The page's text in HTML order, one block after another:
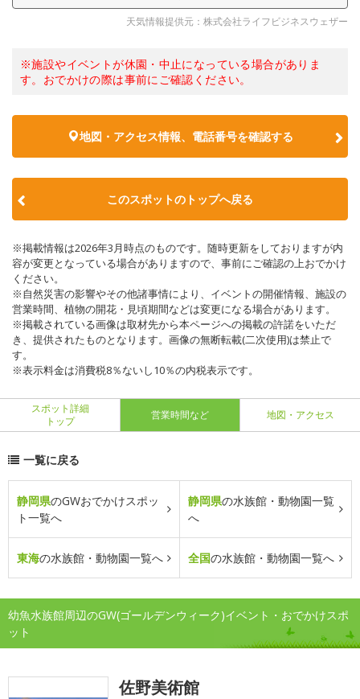
天気情報提供元：株式会社ライフビジネスウェザー
※施設やイベントが休園・中止になっている場合がありま
す。おでかけの際は事前にご確認ください。
地図・アクセス情報、電話番号を確認する
このスポットのトップへ戻る
※掲載情報は2026年3月時点のものです。随時更新をしておりますが内
容が変更となっている場合がありますので、事前にご確認の上おでかけ
ください。
※自然災害の影響やその他諸事情により、イベントの開催情報、施設の
営業時間、植物の開花・見頃期間などは変更になる場合があります。
※掲載されている画像は取材先から本ページへの掲載の許諾をいただ
き、提供されたものとなります。画像の無断転載(二次使用)は禁止で
す。
※表示料金は消費税8％ないし10％の内税表示です。
スポット詳細
トップ
営業時間など 地図・アクセス
一覧に戻る
静岡県のGWおでかけスポッ
ト一覧へ
静岡県の水族館・動物園一覧
へ
東海の水族館・動物園一覧へ 全国の水族館・動物園一覧へ
幼魚水族館周辺のGW(ゴールデンウィーク)イベント・おでかけスポ
ット
佐野美術館